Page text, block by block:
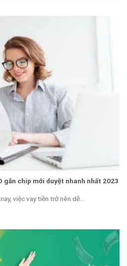
gắn chip mới duyệt nhanh nhất 2023
việc vay tiền trở nên dễ...